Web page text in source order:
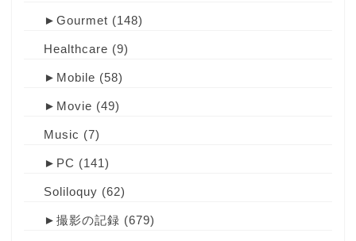
► Gourmet (148)
Healthcare (9)
► Mobile (58)
► Movie (49)
Music (7)
► PC (141)
Soliloquy (62)
► 撮影の記録 (679)